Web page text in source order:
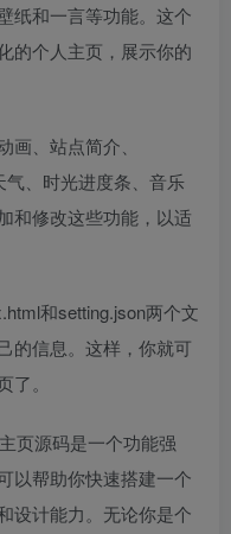
纸和一言等功能。这个
的个人主页，展示你的
、站点简介、
、时光进度条、音乐
和修改这些功能，以适
和setting.json两个文
的信息。这样，你就可
。
页源码是一个功能强
以帮助你快速搭建一个
设计能力。无论你是个